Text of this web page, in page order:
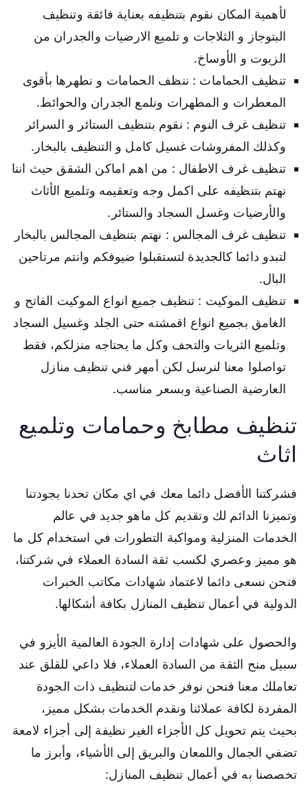
لأهمية المكان نقوم بتنظيفه بعناية فائقة وتنظيف
البتوجاز و الثلاجات و تلميع الارضيات والجدران من
الزيوت و الأوساخ.
تنظيف الحمامات : ننظف الحمامات و نطهرها بأقوى
المعطرات و المطهرات ونلمع الجدران والحوائط.
تنظيف غرف النوم : نقوم بتنظيف الستائر و السرائر
وكذلك المفروشات غسيل كامل و التنظيف بالبخار.
تنظيف غرف الاطفال : من اهم اماكن الشقق حيث اننا
نهتم بتنظيفه على اكمل وجه وتعقيمه وتلميع الأثاث
والأرضيات وغسل السجاد والستائر.
تنظيف غرف المجالس : نهتم بتنظيف المجالس بالبخار
لتبدو دائما كالجديدة لتستقبلوا ضيوفكم وانتم مرتاحين
البال.
تنظيف الموكيت : تنظيف جميع انواع الموكيت الفاتح و
الغامق بجميع انواع اقمشته حتى الجلد وغسيل السجاد
وتلميع الثريات والتحف وكل ما يحتاجه منزلكم، فقط
تواصلوا معنا لنرسل لكن أمهر فني تنظيف منازل
العارضية الصناعية وبسعر مناسب.
تنظيف مطابخ وحمامات وتلميع
اثاث
فشركتنا الأفضل دائما معك في اي مكان تحدنا بجودتنا
وتميزنا الدائم لك وتقديم كل ماهو جديد في عالم
الخدمات المنزلية ومواكبة التطورات في استخدام كل ما
هو مميز وعصري لكسب ثقة السادة العملاء في شركتنا،
فنحن نسعى دائما لاعتماد شهادات مكاتب الخبرات
الدولية في أعمال تنظيف المنازل بكافة أشكالها.
والحصول على شهادات إدارة الجودة العالمية الأيزو في
سبيل منح الثقة من السادة العملاء، فلا داعي للقلق عند
تعاملك معنا فنحن نوفر خدمات لتنظيف ذات الجودة
المفردة لكافة عملائنا ونقدم الخدمات بشكل مميز،
بحيث يتم تحويل كل الأجزاء الغير نظيفة إلى أجزاء لامعة
تضفي الجمال واللمعان والبريق إلى الأشياء، وأبرز ما
تخصصنا به في أعمال تنظيف المنازل: